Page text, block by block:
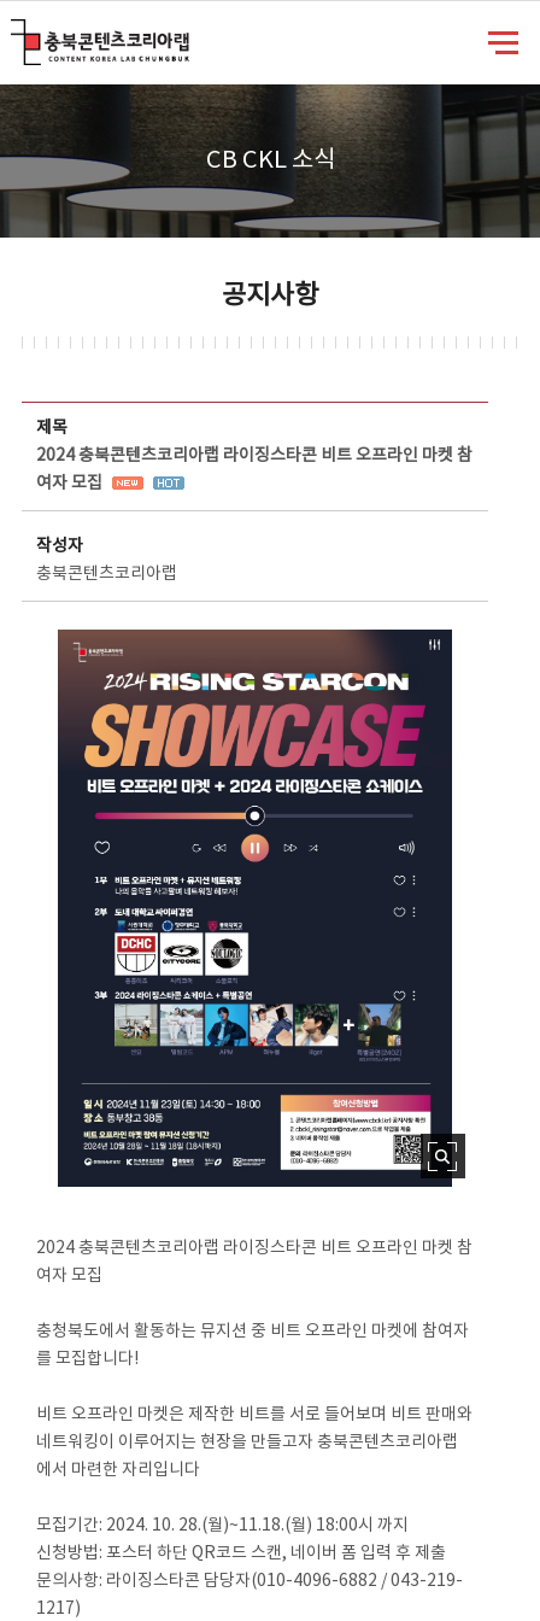
CB CKL 소식
공지사항
제목
2024 충북콘텐츠코리아랩 라이징스타콘 비트 오프라인 마켓 참
여자 모집
작성자
충북콘텐츠코리아랩
2024 충북콘텐츠코리아랩 라이징스타콘 비트 오프라인 마켓 참
여자 모집
충청북도에서 활동하는 뮤지션 중 비트 오프라인 마켓에 참여자
를 모집합니다!
비트 오프라인 마켓은 제작한 비트를 서로 들어보며 비트 판매와
네트워킹이 이루어지는 현장을 만들고자 충북콘텐츠코리아랩
에서 마련한 자리입니다
모집기간: 2024. 10. 28.(월)~11.18.(월) 18:00시 까지
신청방법: 포스터 하단 QR코드 스캔, 네이버 폼 입력 후 제출
문의사항: 라이징스타콘 담당자(010-4096-6882 / 043-219-
1217)